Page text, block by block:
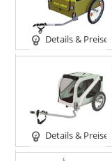
Details & Preise
Details & Preise